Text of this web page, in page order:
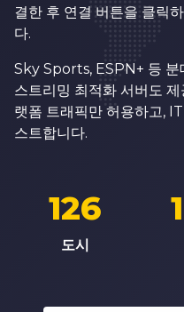
결한 후 연결 버튼을 클릭
다.
Sky Sports, ESPN+ 등 분
스트리밍 최적화 서버도
랫폼 트래픽만 허용하고,
스트합니다.
도시
126